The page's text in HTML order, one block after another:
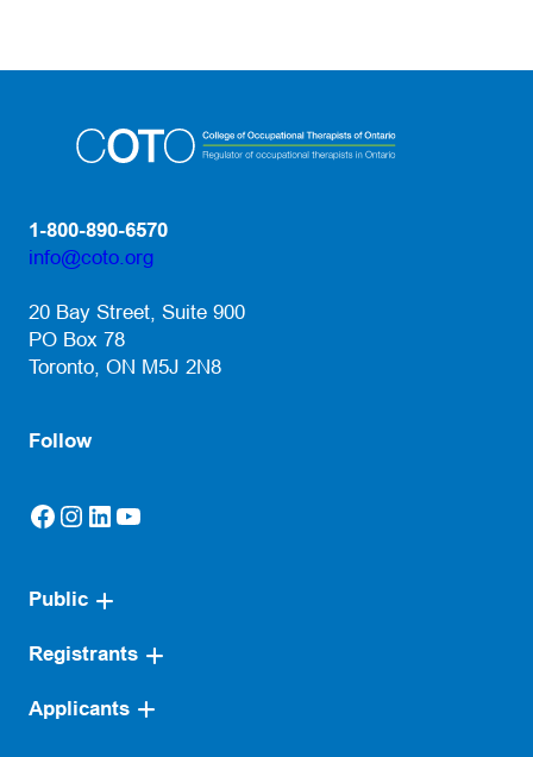
1-800-890-6570
info@coto.org
20 Bay Street, Suite 900
PO Box 78
Toronto, ON M5J 2N8
Follow
Facebook(opens in a new tab)
Instagram
(opens in a new tab)
LinkedIn(opens in a new tab)
YouTube(opens in a new tab)
Public
Registrants
Applicants